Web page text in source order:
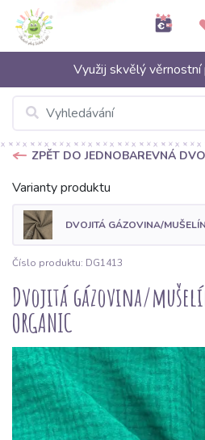
Využij skvělý
ZPĚT DO JEDNOBAREVNÁ
Varianty produktu
DVOJITÁ GÁZOVINA/
Číslo produktu: DG1413
Dvojitá gázovina/
ORGANIC